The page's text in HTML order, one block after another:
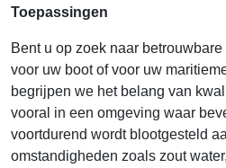
Toepassingen
Bent u op zoek naar
voor uw boot of voor uw
begrijpen we het belang van
vooral in een omgeving waar
voortdurend wordt blootgesteld
omstandigheden zoals zout